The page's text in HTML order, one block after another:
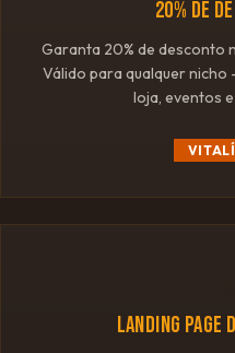
20% DE
Garanta 20% de desconto
Válido para qualquer
loja, eventos
LANDING PAGE